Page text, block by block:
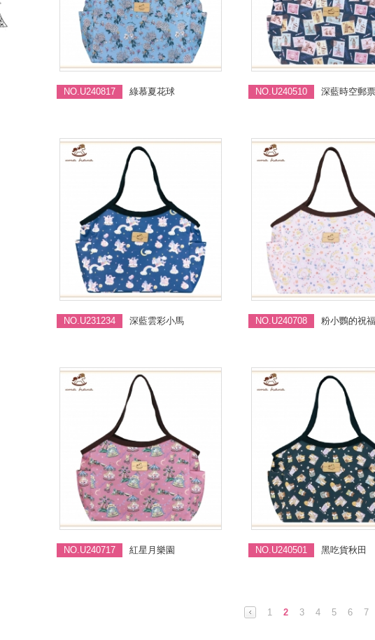
NO.U240817 綠慕夏花球 NO.U240510 深藍時空郵票
NO.U231234 深藍雲彩小馬 NO.U240708 粉小鸚的祝福
NO.U240717 紅星月樂園 NO.U240501 黑吃貨秋田
1 2 3 4 5 6 7